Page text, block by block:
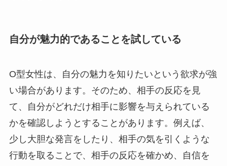
自分が魅力的であることを試している
O型女性は、自分の魅力を知りたいという欲求が強
い場合があります。そのため、相手の反応を見
て、自分がどれだけ相手に影響を与えられている
かを確認しようとすることがあります。例えば、
少し大胆な発言をしたり、相手の気を引くような
行動を取ることで、相手の反応を確かめ、自信を